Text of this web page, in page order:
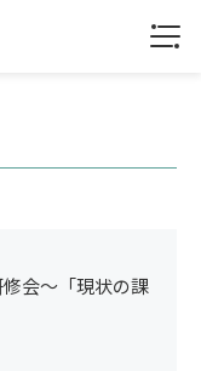
修会～「現状の課